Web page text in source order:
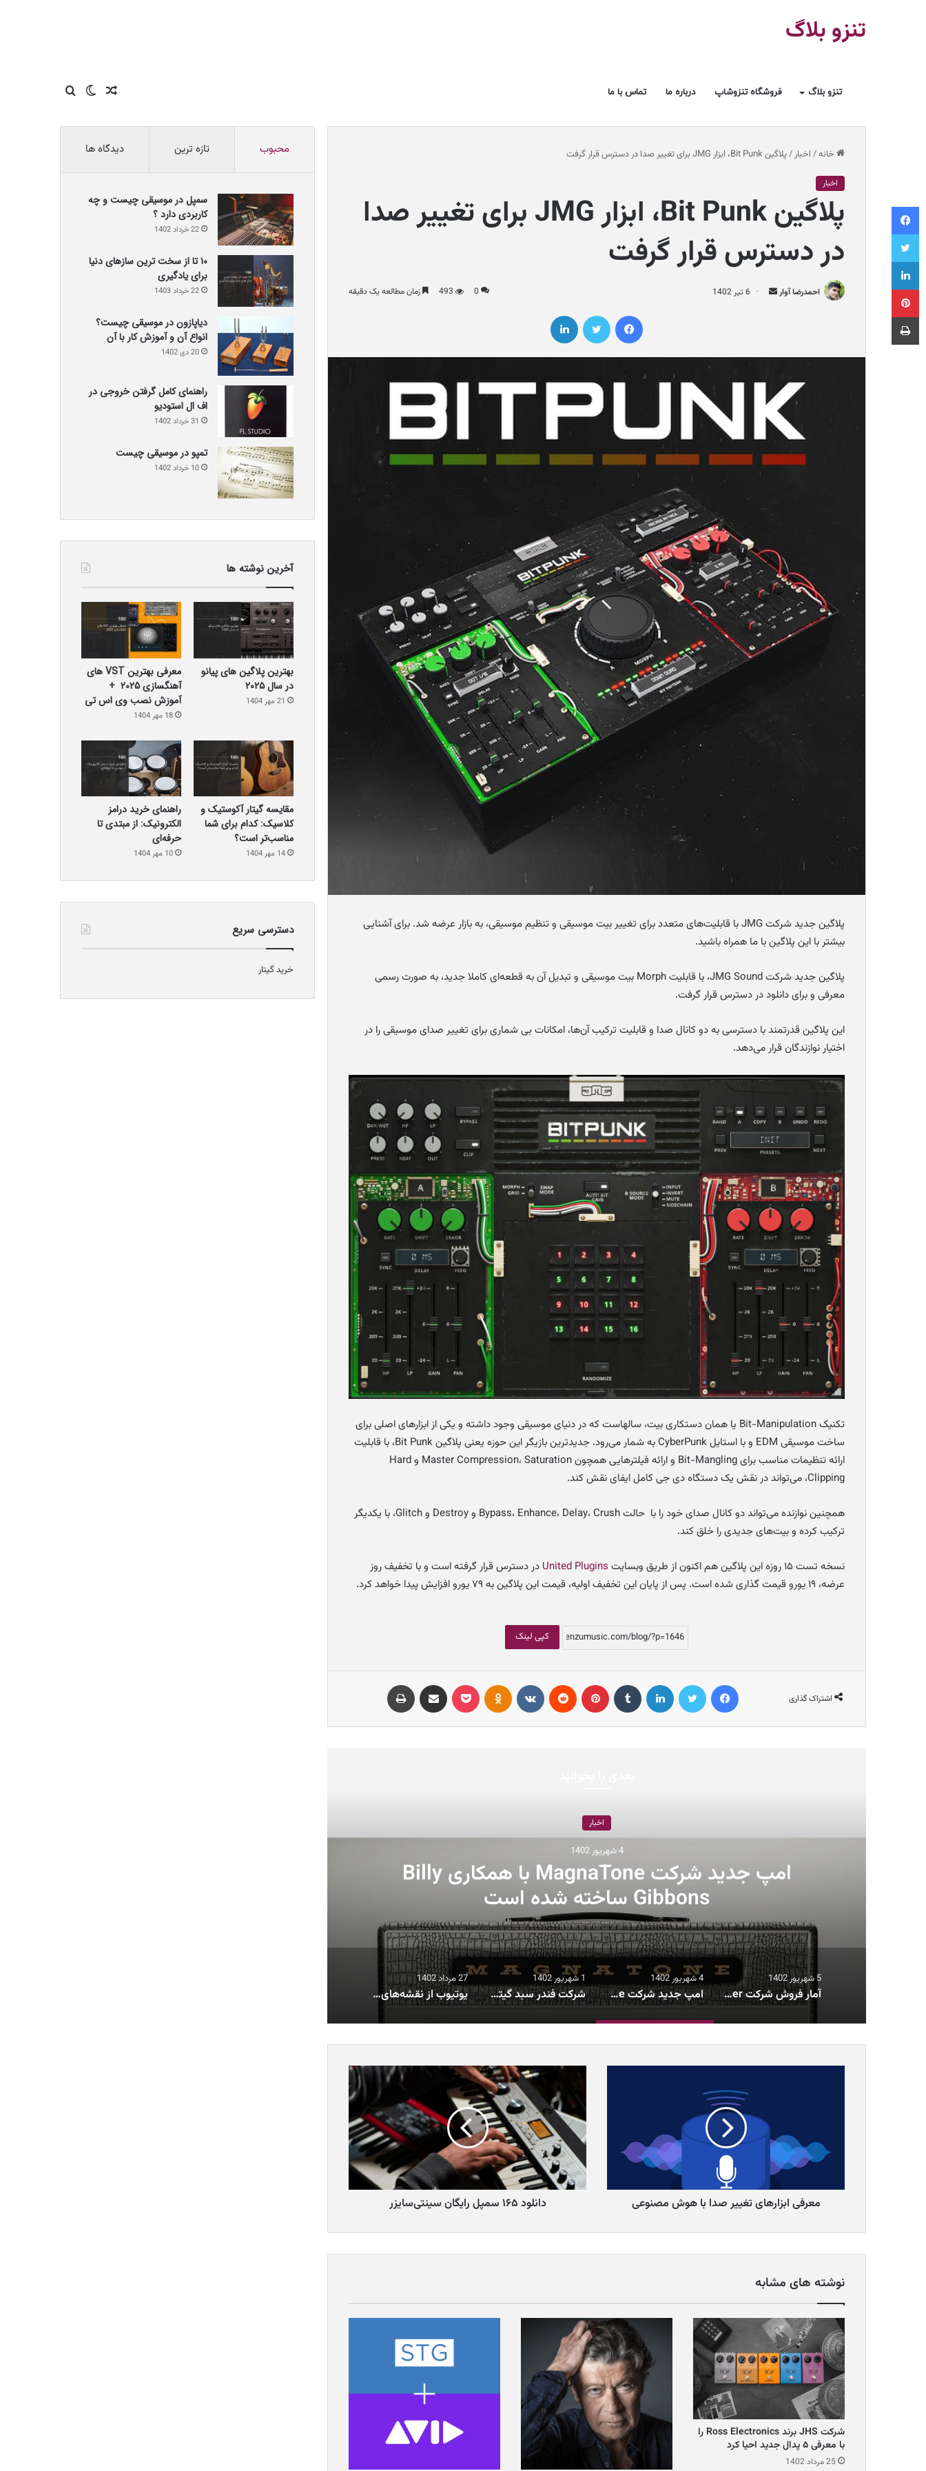
تنزو بلاگ
تنزو بلاگ فروشگاه تنزوشاپ درباره ما تماس با ما تغییر نوشته
تصادفی خانه/ اخبار/پلاگین Bit Punk، ابزار JMG برای تغییر صدا در دسترس قرار گرفت
اخبار
پلاگین Bit Punk، ابزار JMG برای تغییر صدا
در دسترس قرار گرفت
احمدرضا آوار
ل
ا
ی
م
ی
6 تیر 1402 0
493 زمان مطالعه یک دقیقه
پلاگین جدید شرکت JMG با قابلیت‌های متعدد برای تغییر بیت موسیقی و تنظیم موسیقی، به بازار عرضه شد. برای آشنایی
بیشتر با این پلاگین با ما همراه باشید.
پلاگین جدید شرکت JMG Sound، با قابلیت Morph بیت موسیقی و تبدیل آن به قطعه‌ای کاملا جدید، به صورت رسمی
معرفی و برای دانلود در دسترس قرار گرفت.
این پلاگین قدرتمند با دسترسی به دو کانال صدا و قابلیت ترکیب آن‌ها، امکانات بی شماری برای تغییر صدای موسیقی را در
اختیار نوازندگان قرار می‌دهد.
تکنیک Bit-Manipulation یا همان دستکاری بیت، سالهاست که در دنیای موسیقی وجود داشته و یکی از ابزارهای اصلی برای
ساخت موسیقی‌ EDM و با استایل CyberPunk به شمار می‌رود. جدیدترین بازیگر این حوزه یعنی پلاگین Bit Punk، با قابلیت
ارائه تنظیمات مناسب برای Bit-Mangling و ارائه فیلترهایی همچون Master Compression، Saturation و Hard
Clipping، می‌تواند در نقش یک دستگاه دی جی کامل ایفای نقش کند.
همچنین نوازنده می‌تواند دو کانال صدای خود را با حالت Bypass، Enhance، Delay، Crush و Destroy و Glitch، با یکدیگر
ترکیب کرده و بیت‌های جدیدی را خلق کند.
نسخه تست ۱۵ روزه این پلاگین هم اکنون از طریق وبسایت United Plugins در دسترس قرار گرفته است و با تخفیف روز
عرضه، ۱۹ یورو قیمت گذاری شده است. پس از پایان این تخفیف اولیه، قیمت این پلاگین به ۷۹ یورو افزایش پیدا خواهد کرد.
کپی لینک
اشتراک گذاری
اخبار
4 شهریور 1402
امپ جدید شرکت MagnaTone با همکاری Billy
Gibbons ساخته شده است
5 شهریور 1402
آمار فروش شرکت Fender از کاهش ۱۰۰ میلیون دلاری فروش در سال ۲۰۲۲ خبر می‌دهد
4 شهریور 1402
امپ جدید شرکت MagnaTone با همکاری Billy Gibbons ساخته شده است
1 شهریور 1402
شرکت فندر سبد گیتارهای آکوستیک خود را با ۱۳ مدل جدید بروزرسانی کرد
27 مرداد 1402
یوتیوب از نقشه‌های خود برای استفاده از هوش مصنوعی پرده برداشت
معرفی ابزارهای تغییر صدا با هوش مصنوعی دانلود ۱۶۵ سمپل رایگان سینتی‌سایزر
نوشته های مشابه
شرکت JHS برند Ross Electronics را
با معرفی ۵ پدال جدید احیا کرد
25 مرداد 1402
محبوب تازه ترین دیدگاه ها
سمپل در موسیقی چیست و چه
کاربردی دارد ؟
22 خرداد 1402
۱۰ تا از سخت ترین سازهای دنیا
برای یادگیری
22 خرداد 1403
دیاپازون در موسیقی چیست؟
انواع آن و آموزش کار با آن
20 دی 1402
راهنمای کامل گرفتن خروجی در
اف ال استودیو
31 خرداد 1402
تمپو در موسیقی چیست
10 خرداد 1402
آخرین نوشته ها
بهترین پلاگین‌ های پیانو
در سال ۲۰۲۵
21 مهر 1404
معرفی بهترین VST های
آهنگسازی 2025 +
آموزش نصب وی اس تی
18 مهر 1404
مقایسه گیتار آکوستیک و
کلاسیک: کدام برای شما
مناسب‌تر است؟
14 مهر 1404
راهنمای خرید درامز
الکترونیک: از مبتدی تا
حرفه‌ای
10 مهر 1404
دسترسی سریع
خرید گیتار